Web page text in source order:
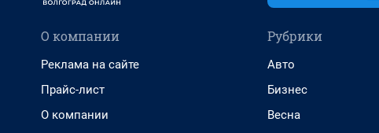
О компании
Реклама на сайте
Прайс-лист
О компании
Рубрики
Авто
Бизнес
Весна